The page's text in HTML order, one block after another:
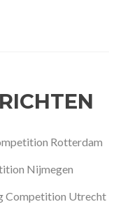
Rotterdam
Nijmegen
Competition Utrecht